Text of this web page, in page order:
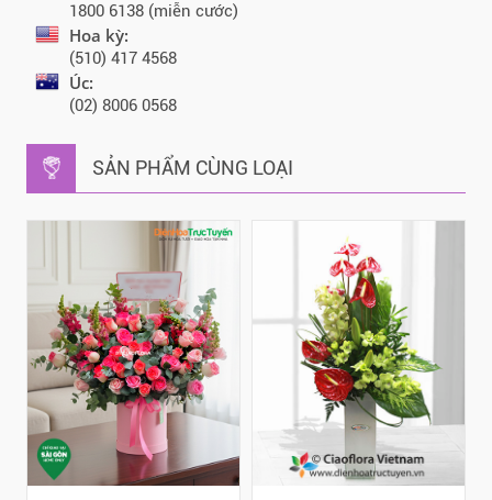
1800 6138 (miễn cước)
Hoa kỳ:
(510) 417 4568
Úc:
(02) 8006 0568
SẢN PHẨM CÙNG LOẠI